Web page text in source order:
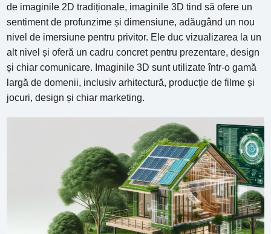
de imaginile 2D tradiționale, imaginile 3D tind să ofere un
sentiment de profunzime și dimensiune, adăugând un nou
nivel de imersiune pentru privitor. Ele duc vizualizarea la un
alt nivel și oferă un cadru concret pentru prezentare, design
și chiar comunicare. Imaginile 3D sunt utilizate într-o gamă
largă de domenii, inclusiv arhitectură, producție de filme și
jocuri, design și chiar marketing.